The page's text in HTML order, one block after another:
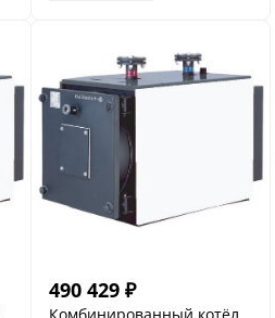
490 429 ₽